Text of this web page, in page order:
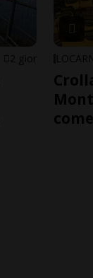
2 gior